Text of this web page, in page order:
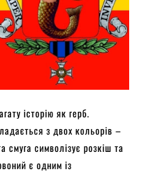
історію як герб.
з двох кольорів –
смуга символізує розкіш та
є одним із